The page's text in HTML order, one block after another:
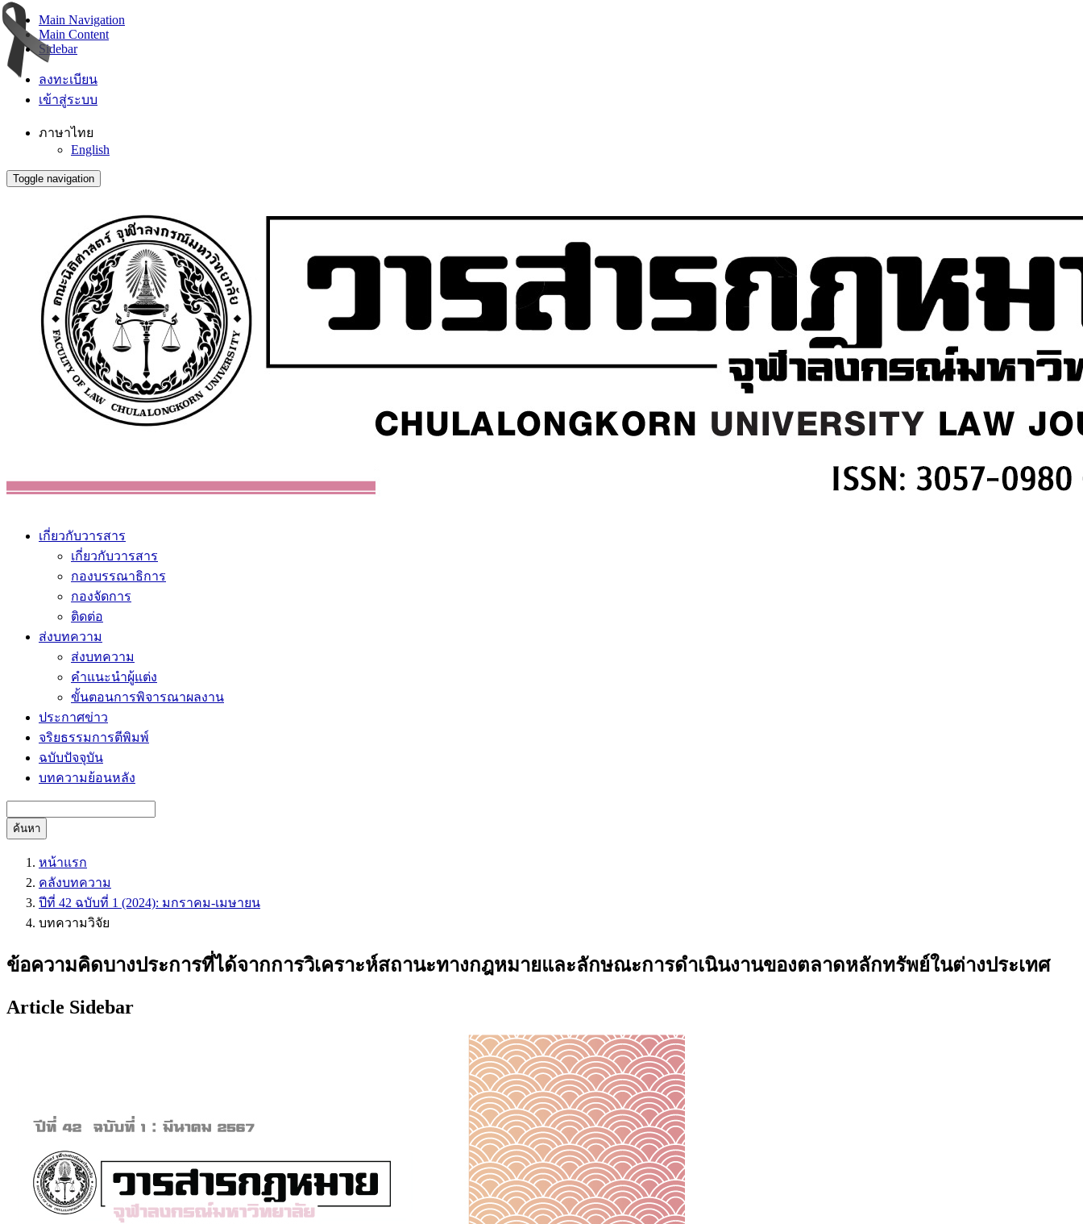
Main Navigation
Main Content
Sidebar
ลงทะเบียน
เข้าสู่ระบบ
ภาษาไทย
English
Toggle navigation
เกี่ยวกับวารสาร
เกี่ยวกับวารสาร
กองบรรณาธิการ
กองจัดการ
ติดต่อ
ส่งบทความ
ส่งบทความ
คำแนะนำผู้แต่ง
ขั้นตอนการพิจารณาผลงาน
ประกาศข่าว
จริยธรรมการตีพิมพ์
ฉบับปัจจุบัน
บทความย้อนหลัง
ค้นหา
หน้าแรก
คลังบทความ
ปีที่ 42 ฉบับที่ 1 (2024): มกราคม-เมษายน
บทความวิจัย
ข้อความคิดบางประการที่ได้จากการวิเคราะห์สถานะทางกฎหมายและลักษณะการดำเนินงานของตลาดหลักทรัพย์ในต่างประเทศ
Article Sidebar